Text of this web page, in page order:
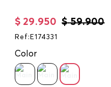
$ 59.900
$ 29.950
Ref : E174331
Color